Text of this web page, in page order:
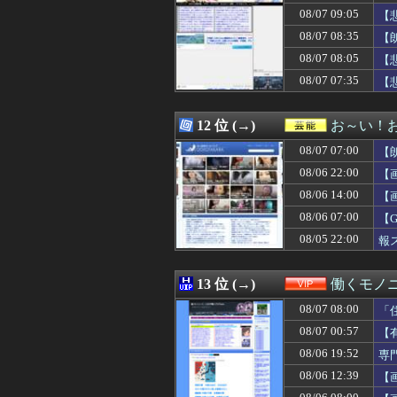
08/07 08:30
◆悲報◆鹿島サポ
08/07 08:30
ジャンプX公式
08/07 08:30
【サッカー】J1
【原神】原神が
「質量は地球の
08/07 08:29
【悲報】野党「
08/07 08:29
プログラミング
08/07 08:29
映画ちいかわ、
08/07 08:29
米穀商社の木徳
08/07 08:25
【驚愕】実姉と
08/07 08:25
外人「和ゲーっ
08/07 08:21
韓国人「MLBで
08/07 08:21
明日の銀だこ、
08/07 08:20
アイマスの美
08/07 08:20
【画像】イオン
08/07 08:20
【聯合ニュース
08/07 08:18
【ガンダム】ザ
08/07 08:18
【朗報】ジョジ
08/07 08:18
突然の出会いっ
08/07 08:18
飲めることをい
08/07 08:18
【悲報】大卒公
08/07 08:17
中居正広さん、
08/07 08:16
【朗報】大谷翔
08/07 09:05
08/07 08:35
08/07 08:05
08/07 07:35
12 位 (→) お～い！
08/07 07:00
08/06 22:00
08/06 14:00
08/06 07:00
08/05 22:00
報
13 位 (→) 働くモノ
08/07 08:00
08/07 00:57
08/06 19:52
専
08/06 12:39